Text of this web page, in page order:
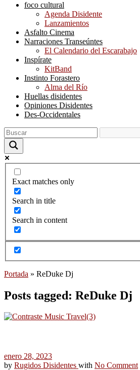
foco cultural
Agenda Disidente
Lanzamientos
Asfalto Cinema
Narraciones Transeúntes
El Calendario del Escarabajo
Inspírate
KitBand
Instinto Forastero
Alma del Río
Huellas disidentes
Opiniones Disidentes
Des-Occidentales
Exact matches only
Search in title
Search in content
Portada » ReDuke Dj
Posts tagged: ReDuke Dj
enero 28, 2023
by Rugidos Disidentes with No Comment